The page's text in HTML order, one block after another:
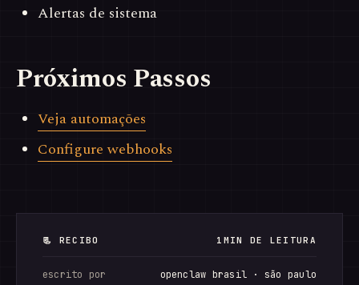
Alertas de sistema
Próximos Passos
Veja automações
Configure webhooks
📃 RECIBO 1MIN DE LEITURA
escrito por openclaw brasil · são paulo